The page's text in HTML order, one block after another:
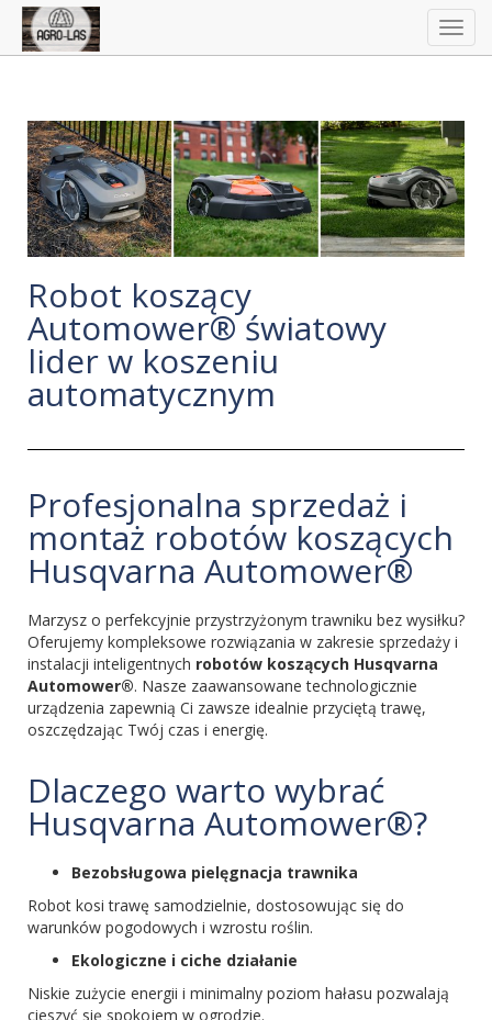
Robot koszący
Automower® światowy
lider w koszeniu
automatycznym
Profesjonalna sprzedaż i
montaż robotów koszących
Husqvarna Automower®
Marzysz o perfekcyjnie przystrzyżonym trawniku bez wysiłku?
Oferujemy kompleksowe rozwiązania w zakresie sprzedaży i
instalacji inteligentnych robotów koszących Husqvarna
Automower®. Nasze zaawansowane technologicznie
urządzenia zapewnią Ci zawsze idealnie przyciętą trawę,
oszczędzając Twój czas i energię.
Dlaczego warto wybrać
Husqvarna Automower®?
Bezobsługowa pielęgnacja trawnika
Robot kosi trawę samodzielnie, dostosowując się do
warunków pogodowych i wzrostu roślin.
Ekologiczne i ciche działanie
Niskie zużycie energii i minimalny poziom hałasu pozwalają
cieszyć się spokojem w ogrodzie.